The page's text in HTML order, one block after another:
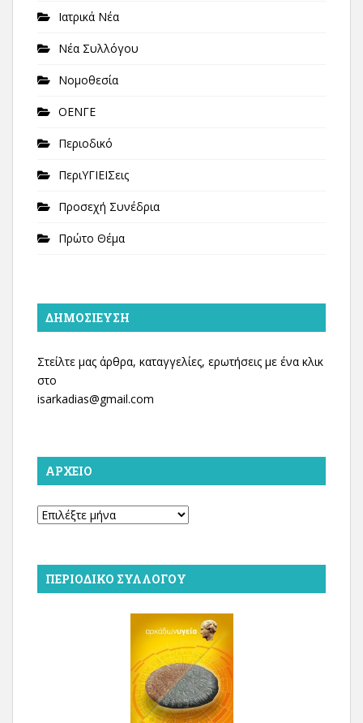
Ιατρικά Νέα
Νέα Συλλόγου
Νομοθεσία
ΟΕΝΓΕ
Περιοδικό
ΠεριΥΓΙΕΙΣεις
Προσεχή Συνέδρια
Πρώτο Θέμα
ΔΗΜΟΣΊΕΥΣΗ
Στείλτε μας άρθρα, καταγγελίες, ερωτήσεις με ένα κλικ
στο
isarkadias@gmail.com
ΑΡΧΕΊΟ
Αρχείο
ΠΕΡΙΟΔΙΚΌ ΣΥΛΛΌΓΟΥ